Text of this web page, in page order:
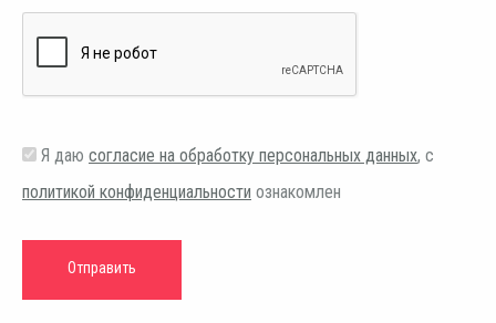
Я даю согласие на обработку персональных данных, с
политикой конфиденциальности ознакомлен